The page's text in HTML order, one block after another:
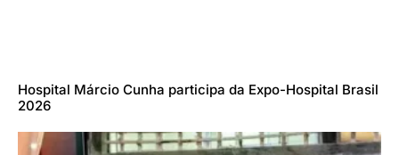
Hospital Márcio Cunha participa da Expo-Hospital Brasil
2026